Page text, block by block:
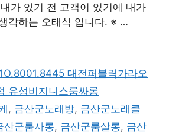
가 있기 전 고객이 있기에 내가
각하는 오태식 입니다. ※ …
대전퍼블릭가라오
유성비지니스룸싸롱
, 금산군노래방, 금산군노래클
산군룸사롱, 금산군룸살롱, 금산